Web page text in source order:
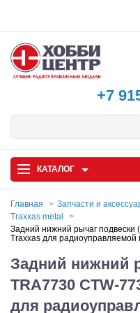
+7
КАТАЛОГ
Автомодели
Запчасти и аксессуары
Игрушки
Главная Запчасти и
Traxxas metal
Задний нижний рычаг подвески
Traxxas для радиоуправляемой
Задний нижний
TRA7730 CTW-
для